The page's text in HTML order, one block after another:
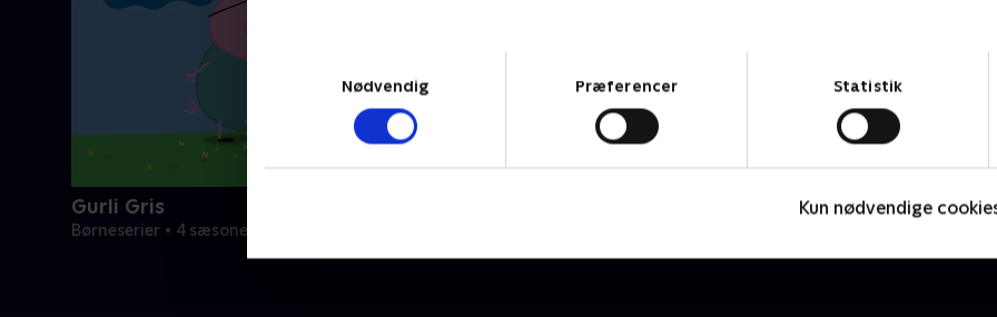
Nødvendig
Præferencer Statistik
Kun nødvendige
Gurli Gris
Børneserier • 4 sæsoner